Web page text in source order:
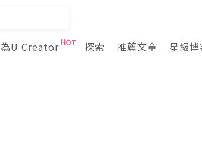
U Creator 探索 推薦文章 星級博